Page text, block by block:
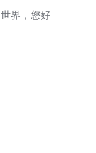
世界，您好！